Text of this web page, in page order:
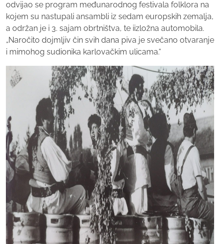
odvijao se program međunarodnog festivala folklora na
kojem su nastupali ansambli iz sedam europskih zemalja,
a održan je i 3. sajam obrtništva, te iizložna automobila.
„Naročito dojmljiv čin svih dana piva je svečano otvaranje
i mimohog sudionika karlovačkim ulicama.“